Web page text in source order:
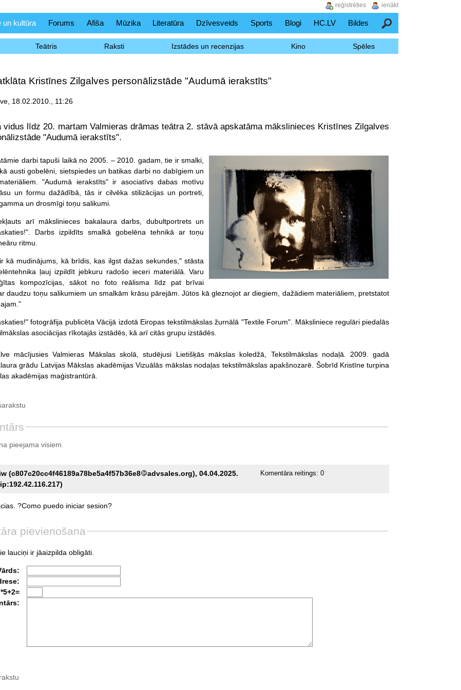
un kultūra Forums Afiša Mūzika Literatūra Dzīvesveids Sports Blogi HC.LV Bildes Meklēšana
Teātris Raksti Izstādes un recenzijas Kino Spēles
Kristīnes Zilgalves personālizstāde "Audumā ierakstīts"
18.02.2010., 11:26
vidus līdz 20. martam Valmieras drāmas teātra 2. stāvā apskatāma mākslinieces Kristīnes Zilgalves
"Audumā ierakstīts".
darbi tapuši laikā no 2005. – 2010. gadam, tie ir smalki,
austi gobelēni, sietspiedes un batikas darbi no dabīgiem un
"Audumā ierakstīts" ir asociatīvs dabas motīvu
un formu dažādībā, tās ir cilvēka stilizācijas un portreti,
un drosmīgi toņu salikumi.
arī mākslinieces bakalaura darbs, dubultportrets un
Darbs izpildīts smalkā gobelēna tehnikā ar toņu
ritmu.
kā mudinājums, kā brīdis, kas ilgst dažas sekundes," stāsta
ļauj izpildīt jebkuru radošo ieceri materiālā. Varu
kompozīcijas, sākot no foto reālisma līdz pat brīvai
daudzu toņu salikumiem un smalkām krāsu pārejām. Jūtos kā gleznojot ar diegiem, dažādiem materiāliem, pretstatot
fotogrāfija publicēta Vācijā izdotā Eiropas tekstilmākslas žurnālā "Textile Forum". Māksliniece regulāri piedalās
asociācijas rīkotajās izstādēs, kā arī citās grupu izstādēs.
mācījusies Valmieras Mākslas skolā, studējusi Lietišķās mākslas koledžā, Tekstilmākslas nodaļā. 2009. gadā
grādu Latvijas Mākslas akadēmijas Vizuālās mākslas nodaļas tekstilmākslas apakšnozarē. Šobrīd Kristīne turpina
akadēmijas maģistrantūrā.
pieejama visiem.
(c807c20cc4f46189a78be5a4f57b36e8
advsales.org), 04.04.2025.
Komentāra reitings:0
?Como puedo iniciar sesion?
pievienošana
lauciņi ir jāaizpilda obligāti.
*5+2=
ienākt
reģistrēties